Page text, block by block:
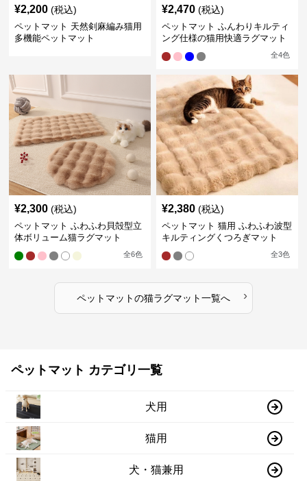
¥2,200 (税込)
ペットマット 天然剣麻編み猫用
多機能ペットマット
¥2,470 (税込)
ペットマット ふんわりキルティ
ング仕様の猫用快適ラグマット
全4色
¥2,300 (税込)
ペットマット ふわふわ貝殻型立
体ボリューム猫ラグマット
全6色
¥2,380 (税込)
ペットマット 猫用 ふわふわ波型
キルティングくつろぎマット
全3色
ペットマットの猫ラグマット一覧へ ›
ペットマット カテゴリ一覧
犬用
猫用
犬・猫兼用